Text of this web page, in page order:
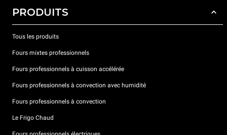
PRODUITS
Tous les produits
Fours mixtes professionnels
Fours professionnels à cuisson accélérée
Fours professionnels à convection avec humidité
Fours professionnels à convection
Le Frigo Chaud